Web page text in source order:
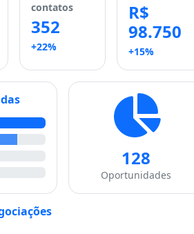
contatos
352
+22%
R$
98.750
+15%
128
Oportunidades